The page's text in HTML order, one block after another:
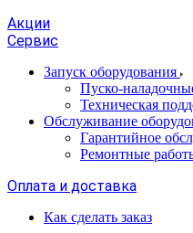
Акции
Сервис
Запуск оборудования
Пуско-
Техническая
Обслуживание
Гарантийное
Ремонтные
Оплата и доставка
Как сделать заказ